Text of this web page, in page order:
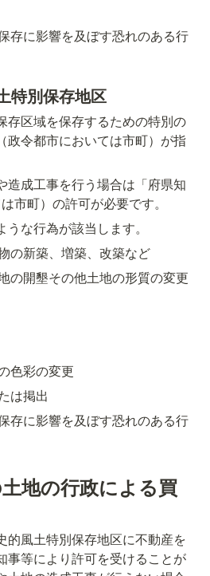
存に影響を及ぼす恐れのある行
特別保存地区
存区域を保存するための特別の
政令都市においては市町）が指
造成工事を行う場合は「府県知
市町）の許可が必要です。
な行為が該当します。
の新築、増築、改築など
の開墾その他土地の形質の変更
色彩の変更
は掲出
存に影響を及ぼす恐れのある行
地の行政による買
的風土特別保存地区に不動産を
事等により許可を受けることが